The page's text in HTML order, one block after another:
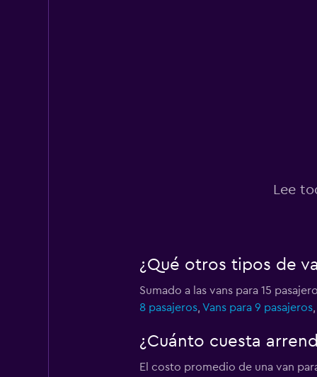
Lee
¿Qué otros tipos de
Sumado a las vans para 15
8 pasajeros, Vans para 9 pasajeros,
¿Cuánto cuesta
El costo promedio de una van